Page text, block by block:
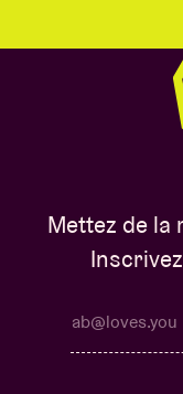
Mettez de la